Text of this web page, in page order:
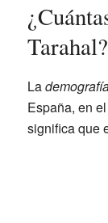
Tarahal?
La
España, en
significa que